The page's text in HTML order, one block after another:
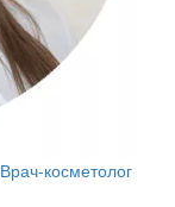
Врач-косметолог